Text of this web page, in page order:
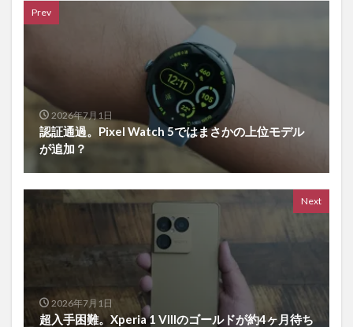
Prev
2026年7月1日
認証通過。Pixel Watch 5ではまさかの上位モデル
が追加？
Next
2026年7月1日
超入手困難。Xperia 1 VIIIのゴールドが約4ヶ月待ち